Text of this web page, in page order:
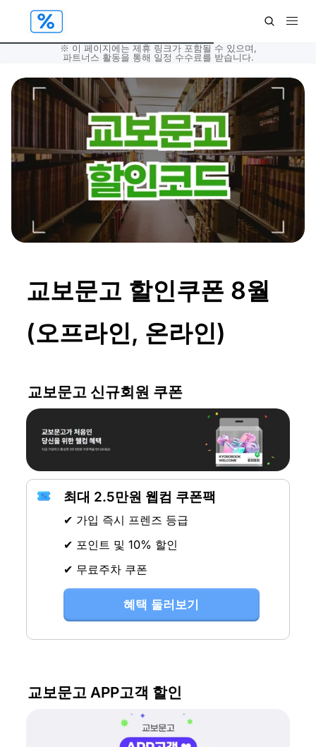
※ 이 페이지에는 제휴 링크가 포함될 수 있으며,
파트너스 활동을 통해 일정 수수료를 받습니다.
교보문고 할인쿠폰 8월
(오프라인, 온라인)
교보문고 신규회원 쿠폰
최대 2.5만원 웹컴 쿠폰팩
✔ 가입 즉시 프렌즈 등급
✔ 포인트 및 10% 할인
✔ 무료주차 쿠폰
혜택 둘러보기
교보문고 APP고객 할인